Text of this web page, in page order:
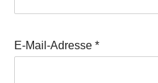
E-Mail-Adresse *